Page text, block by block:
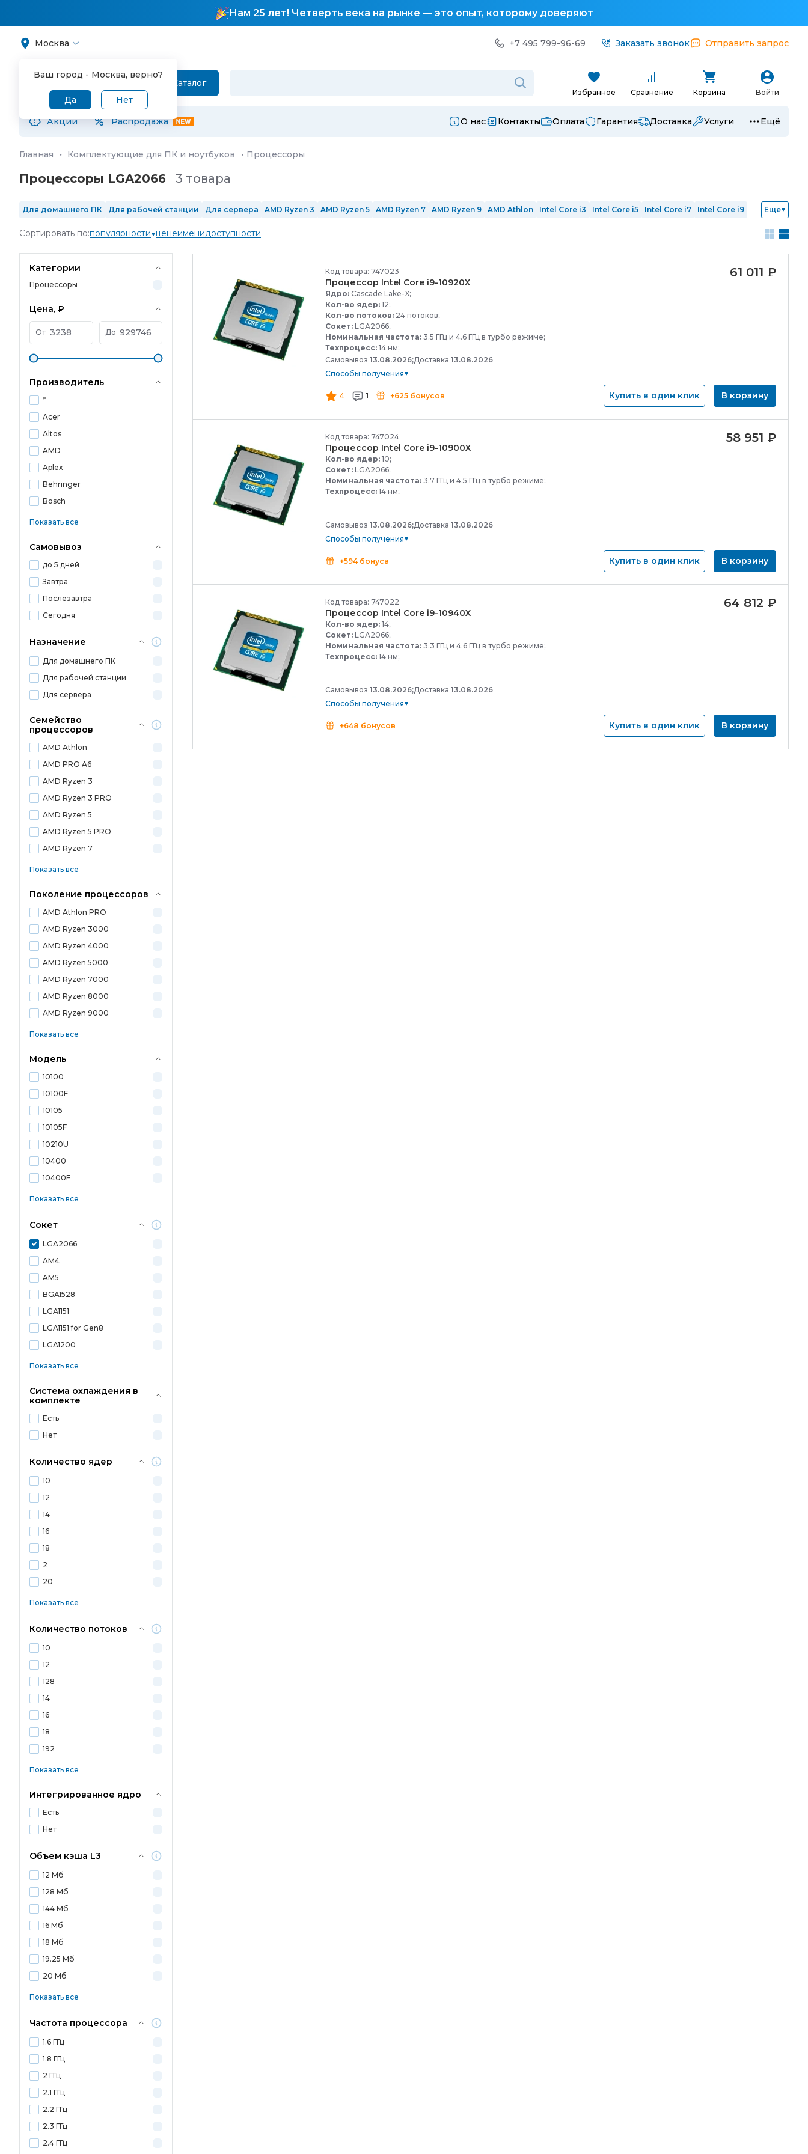
Нам 25 лет! Четверть века на рынке — это опыт, которому доверяют
Москва
Ваш город - Москва, верно?
Да Нет
+7 495 799-96-69 Заказать звонок Отправить запрос
Каталог
Избранное Сравнение Корзина Войти
Акции Распродажа О нас Контакты Оплата Гарантия Доставка Услуги Ещё
Главная · Комплектующие для ПК и ноутбуков · Процессоры
Процессоры LGA2066 3 товара
Для домашнего ПК Для рабочей станции Для сервера AMD Ryzen 3 AMD Ryzen 5 AMD Ryzen 7 AMD Ryzen 9 AMD Athlon Intel Core i3 Intel Core i5 Intel Core i7
Intel Core i9
Еще
Сортировать по:популярности ценеименидоступности
Категории
Процессоры
Цена, ₽
От До
Производитель
*
Acer
Altos
AMD
Aplex
Behringer
Bosch
Показать все
Самовывоз
до 5 дней
Завтра
Послезавтра
Сегодня
Назначение
Для домашнего ПК
Для рабочей станции
Для сервера
Семейство
процессоров
AMD Athlon
AMD PRO A6
AMD Ryzen 3
AMD Ryzen 3 PRO
AMD Ryzen 5
AMD Ryzen 5 PRO
AMD Ryzen 7
Показать все
Поколение процессоров
AMD Athlon PRO
AMD Ryzen 3000
AMD Ryzen 4000
AMD Ryzen 5000
AMD Ryzen 7000
AMD Ryzen 8000
AMD Ryzen 9000
Показать все
Модель
10100
10100F
10105
10105F
10210U
10400
10400F
Показать все
Сокет
LGA2066
AM4
AM5
BGA1528
LGA1151
LGA1151 for Gen8
LGA1200
Показать все
Система охлаждения в
комплекте
Есть
Нет
Количество ядер
10
12
14
16
18
2
20
Показать все
Количество потоков
10
12
128
14
16
18
192
Показать все
Интегрированное ядро
Есть
Нет
Объем кэша L3
12 Мб
128 Мб
144 Мб
16 Мб
18 Мб
19.25 Мб
20 Мб
Показать все
Частота процессора
1.6 ГГц
1.8 ГГц
2 ГГц
2.1 ГГц
2.2 ГГц
2.3 ГГц
2.4 ГГц
Код товара: 747023
Процессор Intel Core i9-10920X
Ядро: Cascade Lake-X;
Кол-во ядер: 12;
Кол-во потоков: 24 потоков;
Сокет: LGA2066;
Номинальная частота: 3.5 ГГц и 4.6 ГГц в турбо режиме;
Техпроцесс: 14 нм;
Самовывоз 13.08.2026;Доставка 13.08.2026
Способы получения
4 1 +625 бонусов
61 011 ₽
Купить в один клик В корзину
Код товара: 747024
Процессор Intel Core i9-10900X
Кол-во ядер: 10;
Сокет: LGA2066;
Номинальная частота: 3.7 ГГц и 4.5 ГГц в турбо режиме;
Техпроцесс: 14 нм;
Самовывоз 13.08.2026;Доставка 13.08.2026
Способы получения
+594 бонуса
58 951 ₽
Купить в один клик В корзину
Код товара: 747022
Процессор Intel Core i9-10940X
Кол-во ядер: 14;
Сокет: LGA2066;
Номинальная частота: 3.3 ГГц и 4.6 ГГц в турбо режиме;
Техпроцесс: 14 нм;
Самовывоз 13.08.2026;Доставка 13.08.2026
Способы получения
+648 бонусов
64 812 ₽
Купить в один клик В корзину